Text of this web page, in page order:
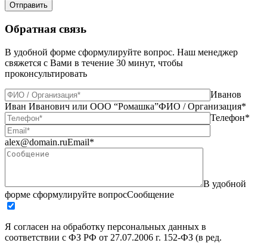
Отправить
Обратная связь
В удобной форме сформулируйте вопрос. Наш менеджер
свяжется с Вами в течение 30 минут, чтобы
проконсультировать
Иванов
Иван Иванович или ООО “Ромашка”ФИО / Организация*
Телефон*
alex@domain.ruEmail*
В удобной
форме сформулируйте вопросСообщение
Я согласен на обработку персональных данных в
соответствии с ФЗ РФ от 27.07.2006 г. 152-ФЗ (в ред.